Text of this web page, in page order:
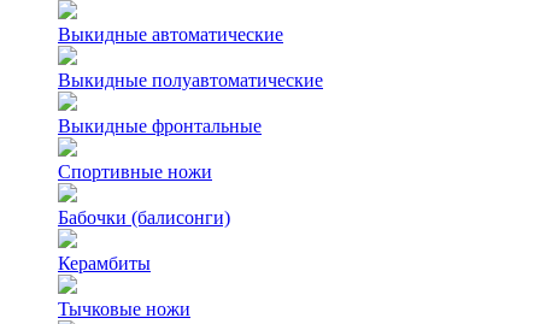
Выкидные автоматические
Выкидные полуавтоматические
Выкидные фронтальные
Спортивные ножи
Бабочки (балисонги)
Керамбиты
Тычковые ножи